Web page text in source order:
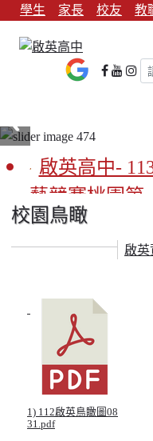
學生 家長 校友 教
啟英高中-
藝競賽桃園第一
啟英高中-
藝競賽榮獲1
第一
餐飲管理科
北台灣私校第一
啟英高中-汽
校園鳥瞰
啟英
1) 112啟英鳥瞰圖08
31.pdf